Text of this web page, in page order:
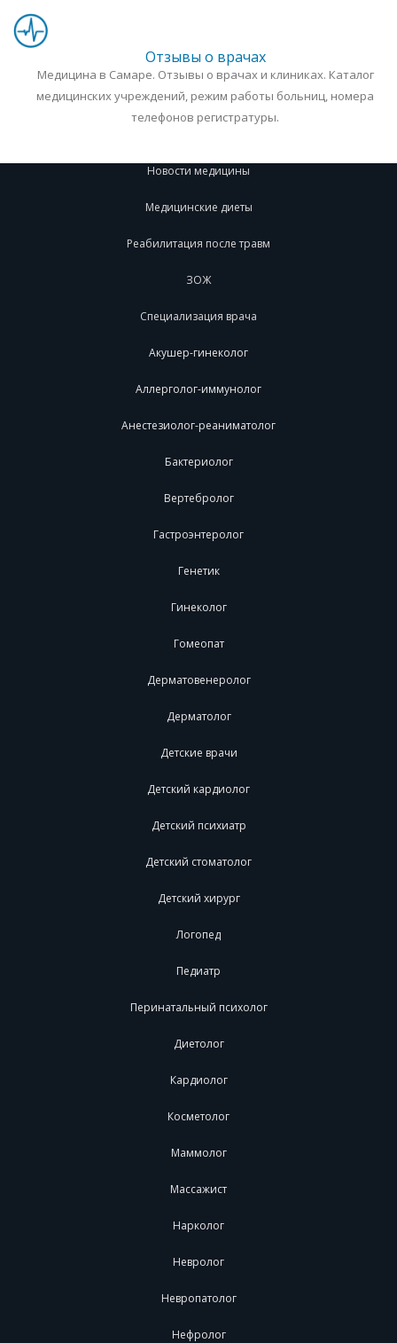
Отзывы о врачах
Медицина в Самаре. Отзывы о врачах и клиниках. Каталог
медицинских учреждений, режим работы больниц, номера
телефонов регистратуры.
Новости медицины
Медицинские диеты
Реабилитация после травм
ЗОЖ
Специализация врача
Акушер-гинеколог
Аллерголог-иммунолог
Анестезиолог-реаниматолог
Бактериолог
Вертебролог
Гастроэнтеролог
Генетик
Гинеколог
Гомеопат
Дерматовенеролог
Дерматолог
Детские врачи
Детский кардиолог
Детский психиатр
Детский стоматолог
Детский хирург
Логопед
Педиатр
Перинатальный психолог
Диетолог
Кардиолог
Косметолог
Маммолог
Массажист
Нарколог
Невролог
Невропатолог
Нефролог